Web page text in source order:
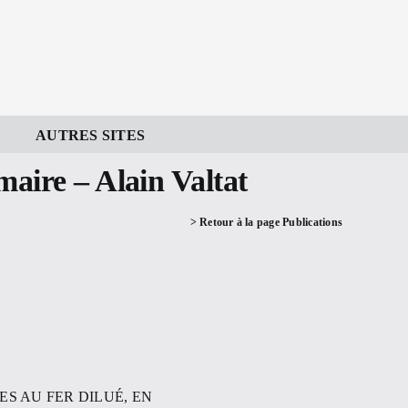
AUTRES SITES
– Alain Valtat
> Retour à la page Publications
AU FER DILUÉ, EN